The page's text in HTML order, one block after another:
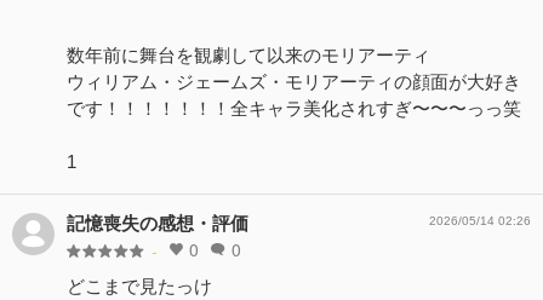
数年前に舞台を観劇して以来のモリアーティ
ウィリアム・ジェームズ・モリアーティの顔面が大好き
です！！！！！！！全キャラ美化されすぎ〜〜〜っっ笑
1
記憶喪失の感想・評価
- 0 0
2026/05/14 02:26
どこまで見たっけ